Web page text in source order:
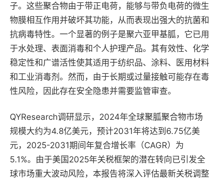
子。这些聚合物由于带正电荷，能够与带负电荷的微生
物膜相互作用并破坏其功能，从而表现出强大的抗菌和
抗病毒特性。一个显著的例子是聚六亚甲基胍，它已用
于水处理、表面消毒和个人护理产品。其有效性、化学
稳定性和广谱活性使其适用于纺织品、涂料、医用材料
和工业消毒剂。然而，由于长期或过量接触可能存在毒
性风险，因此存在安全隐患并需要监管审查。
QYResearch调研显示，2024年全球聚胍聚合物市场
规模大约为4.8亿美元，预计2031年将达到6.75亿美
元，2025-2031期间年复合增长率（CAGR）为
5.1%。由于美国2025年关税框架的潜在转向已引发全
球市场重大波动风险，本报告将深入评估最新关税调整